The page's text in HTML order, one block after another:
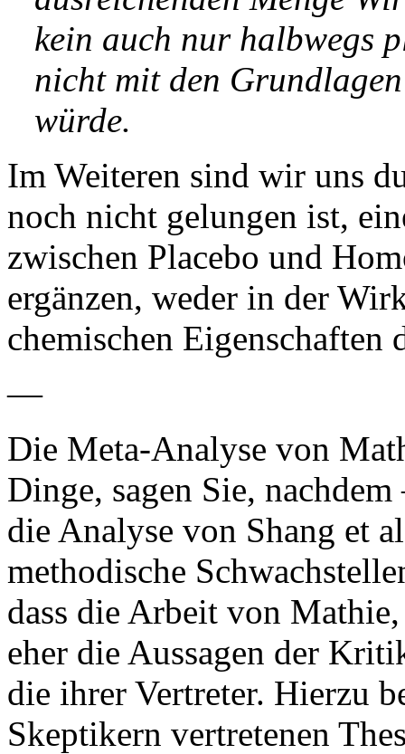
kein auch nur halbwegs
nicht mit den
würde.
Im Weiteren sind wir uns
noch nicht gelungen ist,
zwischen Placebo und
ergänzen, weder in der
chemischen Eigenschaften
—
Die Meta-Analyse von
Dinge, sagen Sie,
die Analyse von Shang et
methodische
dass die Arbeit von
eher die Aussagen der
die ihrer Vertreter. Hierzu
Skeptikern vertretenen